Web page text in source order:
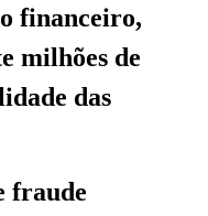
financeiro,
milhões de
das
fraude